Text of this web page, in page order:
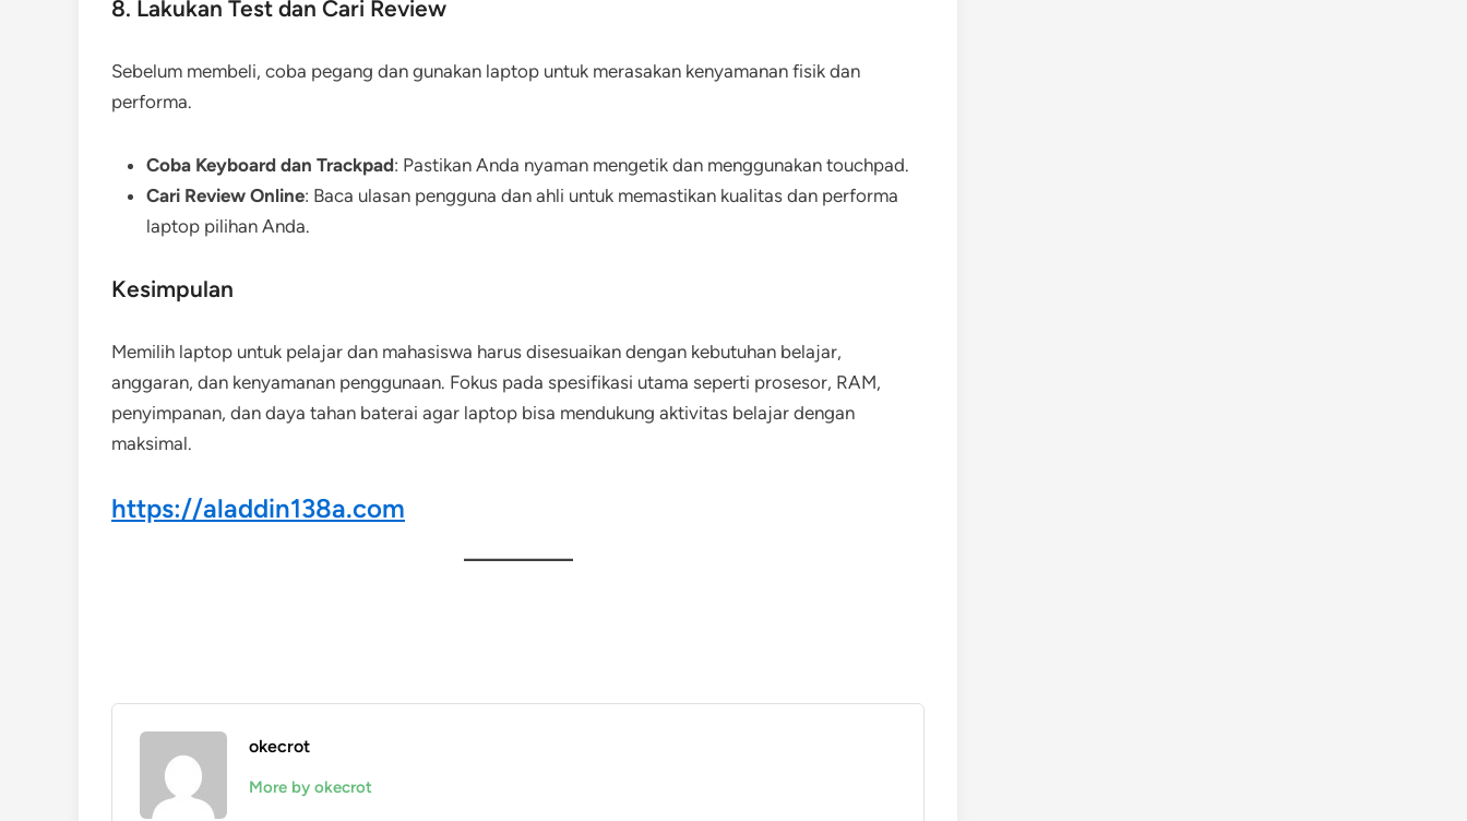
8. Lakukan Test dan Cari Review
Sebelum membeli, coba pegang dan gunakan laptop untuk merasakan kenyamanan fisik dan
performa.
Coba Keyboard dan Trackpad: Pastikan Anda nyaman mengetik dan menggunakan touchpad.
Cari Review Online: Baca ulasan pengguna dan ahli untuk memastikan kualitas dan performa
laptop pilihan Anda.
Kesimpulan
Memilih laptop untuk pelajar dan mahasiswa harus disesuaikan dengan kebutuhan belajar,
anggaran, dan kenyamanan penggunaan. Fokus pada spesifikasi utama seperti prosesor, RAM,
penyimpanan, dan daya tahan baterai agar laptop bisa mendukung aktivitas belajar dengan
maksimal.
https://aladdin138a.com
okecrot
More by okecrot